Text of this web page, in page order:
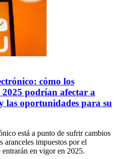
cómo los
podrían afectar a
las oportunidades para su
está a punto de sufrir cambios
impuestos por el
en vigor en 2025.